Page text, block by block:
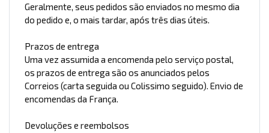
Geralmente, seus pedidos são enviados no mesmo dia
do pedido e, o mais tardar, após três dias úteis.
Prazos de entrega
Uma vez assumida a encomenda pelo serviço postal,
os prazos de entrega são os anunciados pelos
Correios (carta seguida ou Colissimo seguido). Envio de
encomendas da França.
Devoluções e reembolsos